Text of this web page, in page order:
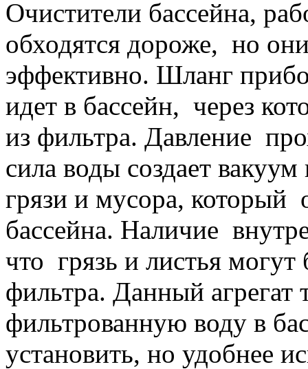
Очистители бассейна,
обходятся дороже, но
эффективно. Шланг
идет в бассейн, через
из фильтра. Давление
сила воды создает
грязи и мусора, который
бассейна. Наличие
что грязь и листья могут
фильтра. Данный агрегат
фильтрованную воду в
установить, но удобнее